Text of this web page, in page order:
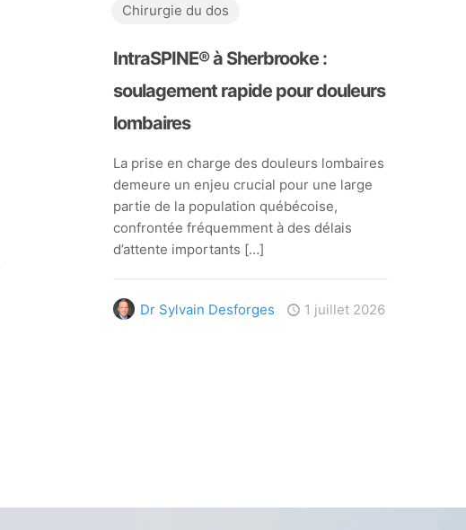
Chirurgie du dos
IntraSPINE® à Sherbrooke :
soulagement rapide pour douleurs
lombaires
La prise en charge des douleurs lombaires
demeure un enjeu crucial pour une large
partie de la population québécoise,
confrontée fréquemment à des délais
d’attente importants […]
Dr Sylvain Desforges 1 juillet 2026